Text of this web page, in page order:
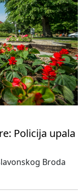
Policija upala
Broda